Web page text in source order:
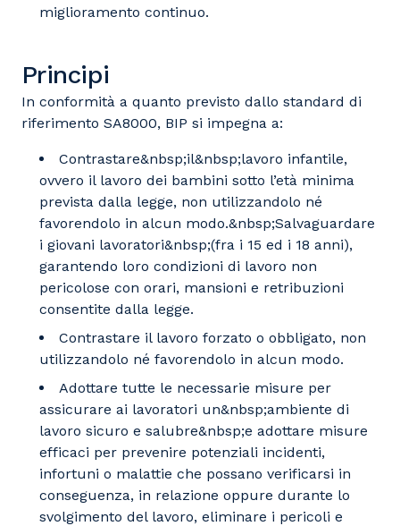
miglioramento continuo.
Principi
In conformità a quanto previsto dallo standard di
riferimento SA8000, BIP si impegna a:
Contrastare&nbsp;il&nbsp;lavoro infantile,
ovvero il lavoro dei bambini sotto l’età minima
prevista dalla legge, non utilizzandolo né
favorendolo in alcun modo.&nbsp;Salvaguardare
i giovani lavoratori&nbsp;(fra i 15 ed i 18 anni),
garantendo loro condizioni di lavoro non
pericolose con orari, mansioni e retribuzioni
consentite dalla legge.
Contrastare il lavoro forzato o obbligato, non
utilizzandolo né favorendolo in alcun modo.
Adottare tutte le necessarie misure per
assicurare ai lavoratori un&nbsp;ambiente di
lavoro sicuro e salubre&nbsp;e adottare misure
efficaci per prevenire potenziali incidenti,
infortuni o malattie che possano verificarsi in
conseguenza, in relazione oppure durante lo
svolgimento del lavoro, eliminare i pericoli e